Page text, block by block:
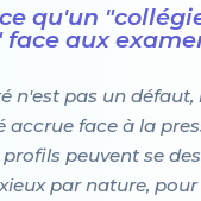
qu'un
aux
n'est pas un défaut,
accrue face à la
peuvent se
par nature,